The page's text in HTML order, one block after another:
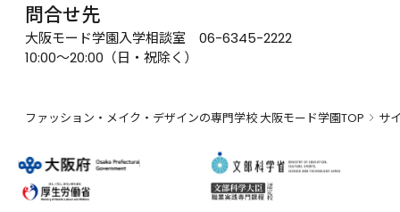
問合せ先
大阪モード学園入学相談室　06-6345-2222
10:00～20:00（日・祝除く）
ファッション・メイク・デザインの専門学校 大阪モード学園TOP サ